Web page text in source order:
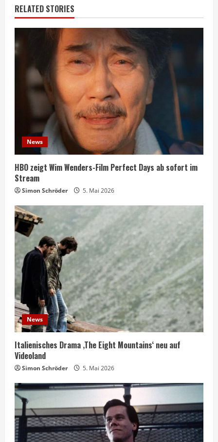
RELATED STORIES
News
HBO zeigt Wim Wenders-Film Perfect Days ab sofort im
Stream
Simon Schröder 5. Mai 2026
News
Italienisches Drama ‚The Eight Mountains‘ neu auf
Videoland
Simon Schröder 5. Mai 2026